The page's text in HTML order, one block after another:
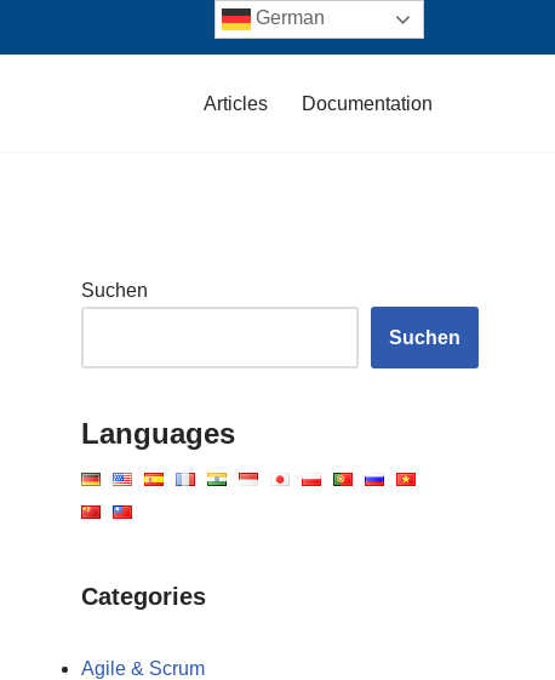
Articles Documentation
Suchen
Suchen
Languages
Categories
Agile & Scrum
German